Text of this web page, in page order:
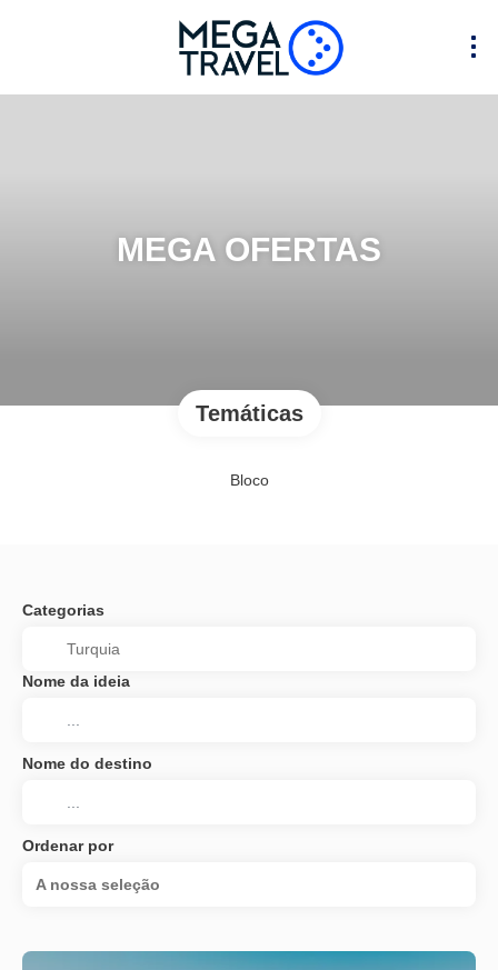
MEGA OFERTAS
Temáticas
Bloco
Categorias
Nome da ideia
Nome do destino
Ordenar por
A nossa seleção